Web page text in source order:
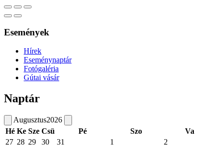
Események
Hírek
Eseménynaptár
Fotógaléria
Gútai vásár
Naptár
Augusztus2026
Hé Ke Sze Csü Pé Szo
Va
27 28 29 30 31 1 2